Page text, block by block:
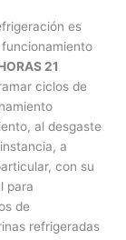
es
21
ciclos de
al desgaste
a
con su
para
de
refrigeradas